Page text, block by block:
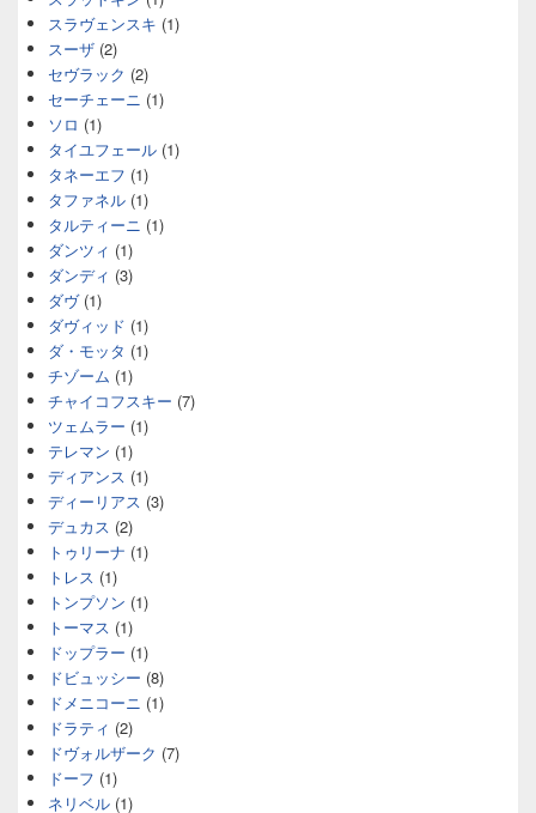
スラヴェンスキ (1)
スーザ (2)
セヴラック (2)
セーチェーニ (1)
ソロ (1)
タイユフェール (1)
タネーエフ (1)
タファネル (1)
タルティーニ (1)
ダンツィ (1)
ダンディ (3)
ダヴ(1)
ダヴィッド (1)
ダ・モッタ (1)
チゾーム (1)
チャイコフスキー (7)
ツェムラー (1)
テレマン (1)
ディアンス (1)
ディーリアス (3)
デュカス (2)
トゥリーナ (1)
トレス (1)
トンプソン (1)
トーマス (1)
ドップラー (1)
ドビュッシー (8)
ドメニコーニ (1)
ドラティ (2)
ドヴォルザーク (7)
ドーフ (1)
ネリベル (1)